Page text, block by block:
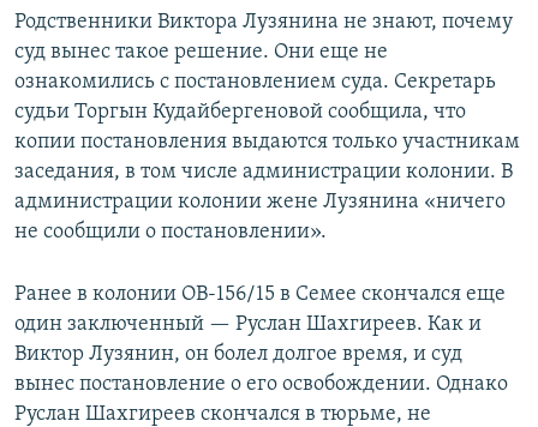
Родственники Виктора Лузянина не знают, почему
суд вынес такое решение. Они еще не
ознакомились с постановлением суда. Секретарь
судьи Торгын Кудайбергеновой сообщила, что
копии постановления выдаются только участникам
заседания, в том числе администрации колонии. В
администрации колонии жене Лузянина «ничего
не сообщили о постановлении».
Ранее в колонии ОВ-156/15 в Семее скончался еще
один заключенный — Руслан Шахгиреев. Как и
Виктор Лузянин, он болел долгое время, и суд
вынес постановление о его освобождении. Однако
Руслан Шахгиреев скончался в тюрьме, не